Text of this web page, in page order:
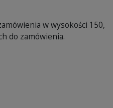
w wysokości 150,
do zamówienia.